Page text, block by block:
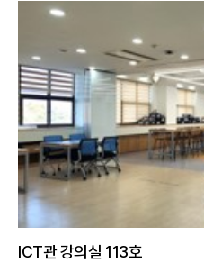
ICT관 강의실 113호